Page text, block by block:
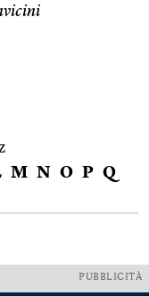
M N O P Q
PUBBLICITÀ